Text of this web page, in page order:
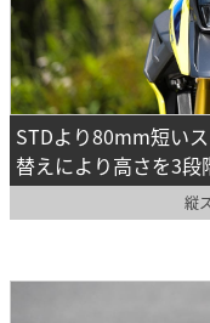
STDより80mm短い
替えにより高さを3段
縦